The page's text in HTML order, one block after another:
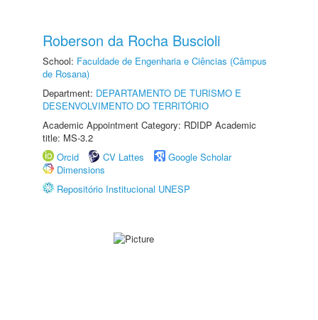
Roberson da Rocha Buscioli
School: Faculdade de Engenharia e Ciências (Câmpus
de Rosana)
Department: DEPARTAMENTO DE TURISMO E
DESENVOLVIMENTO DO TERRITÓRIO
Academic Appointment Category: RDIDP Academic
title: MS-3.2
Orcid
CV Lattes
Google Scholar
Dimensions
Repositório Institucional UNESP